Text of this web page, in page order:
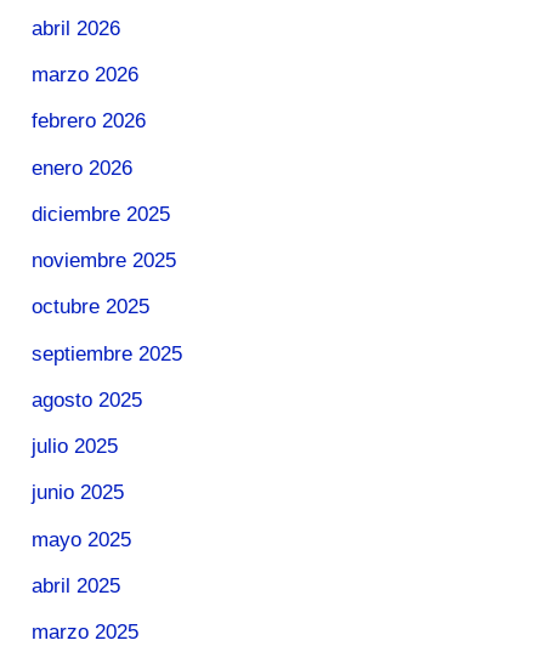
abril 2026
marzo 2026
febrero 2026
enero 2026
diciembre 2025
noviembre 2025
octubre 2025
septiembre 2025
agosto 2025
julio 2025
junio 2025
mayo 2025
abril 2025
marzo 2025